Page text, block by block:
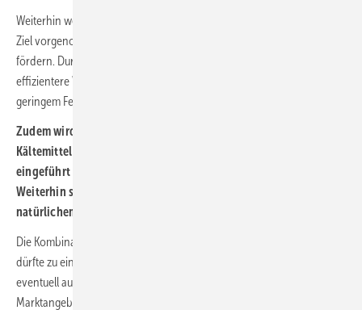
Weiterhin werden mit der Reform technische Anpassungen mit dem
Ziel vorgenommen, besonders hochwertige Heizungsanlagen zu
fördern. Durch die Änderungen werden beispielsweise nur noch
effizientere Wärmepumpen und Biomasse-Heizungen mit besonders
geringem Feinstaubausstoß gefördert.
Zudem wird ein Bonus für Wärmepumpen, die ein natürliches
Kältemittel (z. B. Propan R290) nutzen, von fünf Prozentpunkten
eingeführt (nicht kumulierbar mit dem Bonus für Wärmequellen).
Weiterhin sollen ab 1. Januar 2028 nur noch Wärmepumpen mit
natürlichem Kältemittel gefördert werden.
Die Kombination aus Bonusförderung und Förderbeschränkung
dürfte zu einer steilen Entwicklung bei Propan-Wärmepumpen und
eventuell auch schon deutlich vor 2028 zu einer Neuorientierung des
Marktangebots führen, den auch für die nachstehen Verschärfungen